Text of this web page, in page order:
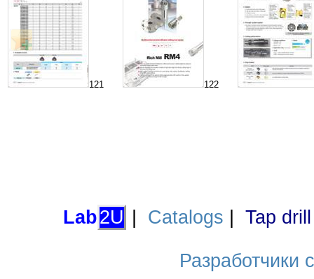
121 122
Lab2U Catalogs Tap
Разработчики